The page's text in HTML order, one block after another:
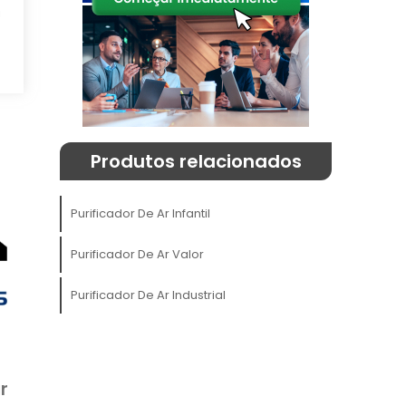
Produtos relacionados
Purificador De Ar Infantil
Purificador De Ar Valor
Purificador De Ar Industrial